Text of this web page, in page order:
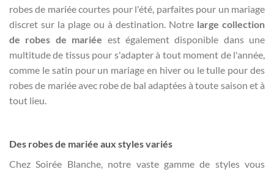
robes de mariée courtes pour l'été, parfaites pour un mariage
discret sur la plage ou à destination. Notre large collection
de robes de mariée est également disponible dans une
multitude de tissus pour s'adapter à tout moment de l'année,
comme le satin pour un mariage en hiver ou le tulle pour des
robes de mariée avec robe de bal adaptées à toute saison et à
tout lieu.
Des robes de mariée aux styles variés
Chez Soirée Blanche, notre vaste gamme de styles vous